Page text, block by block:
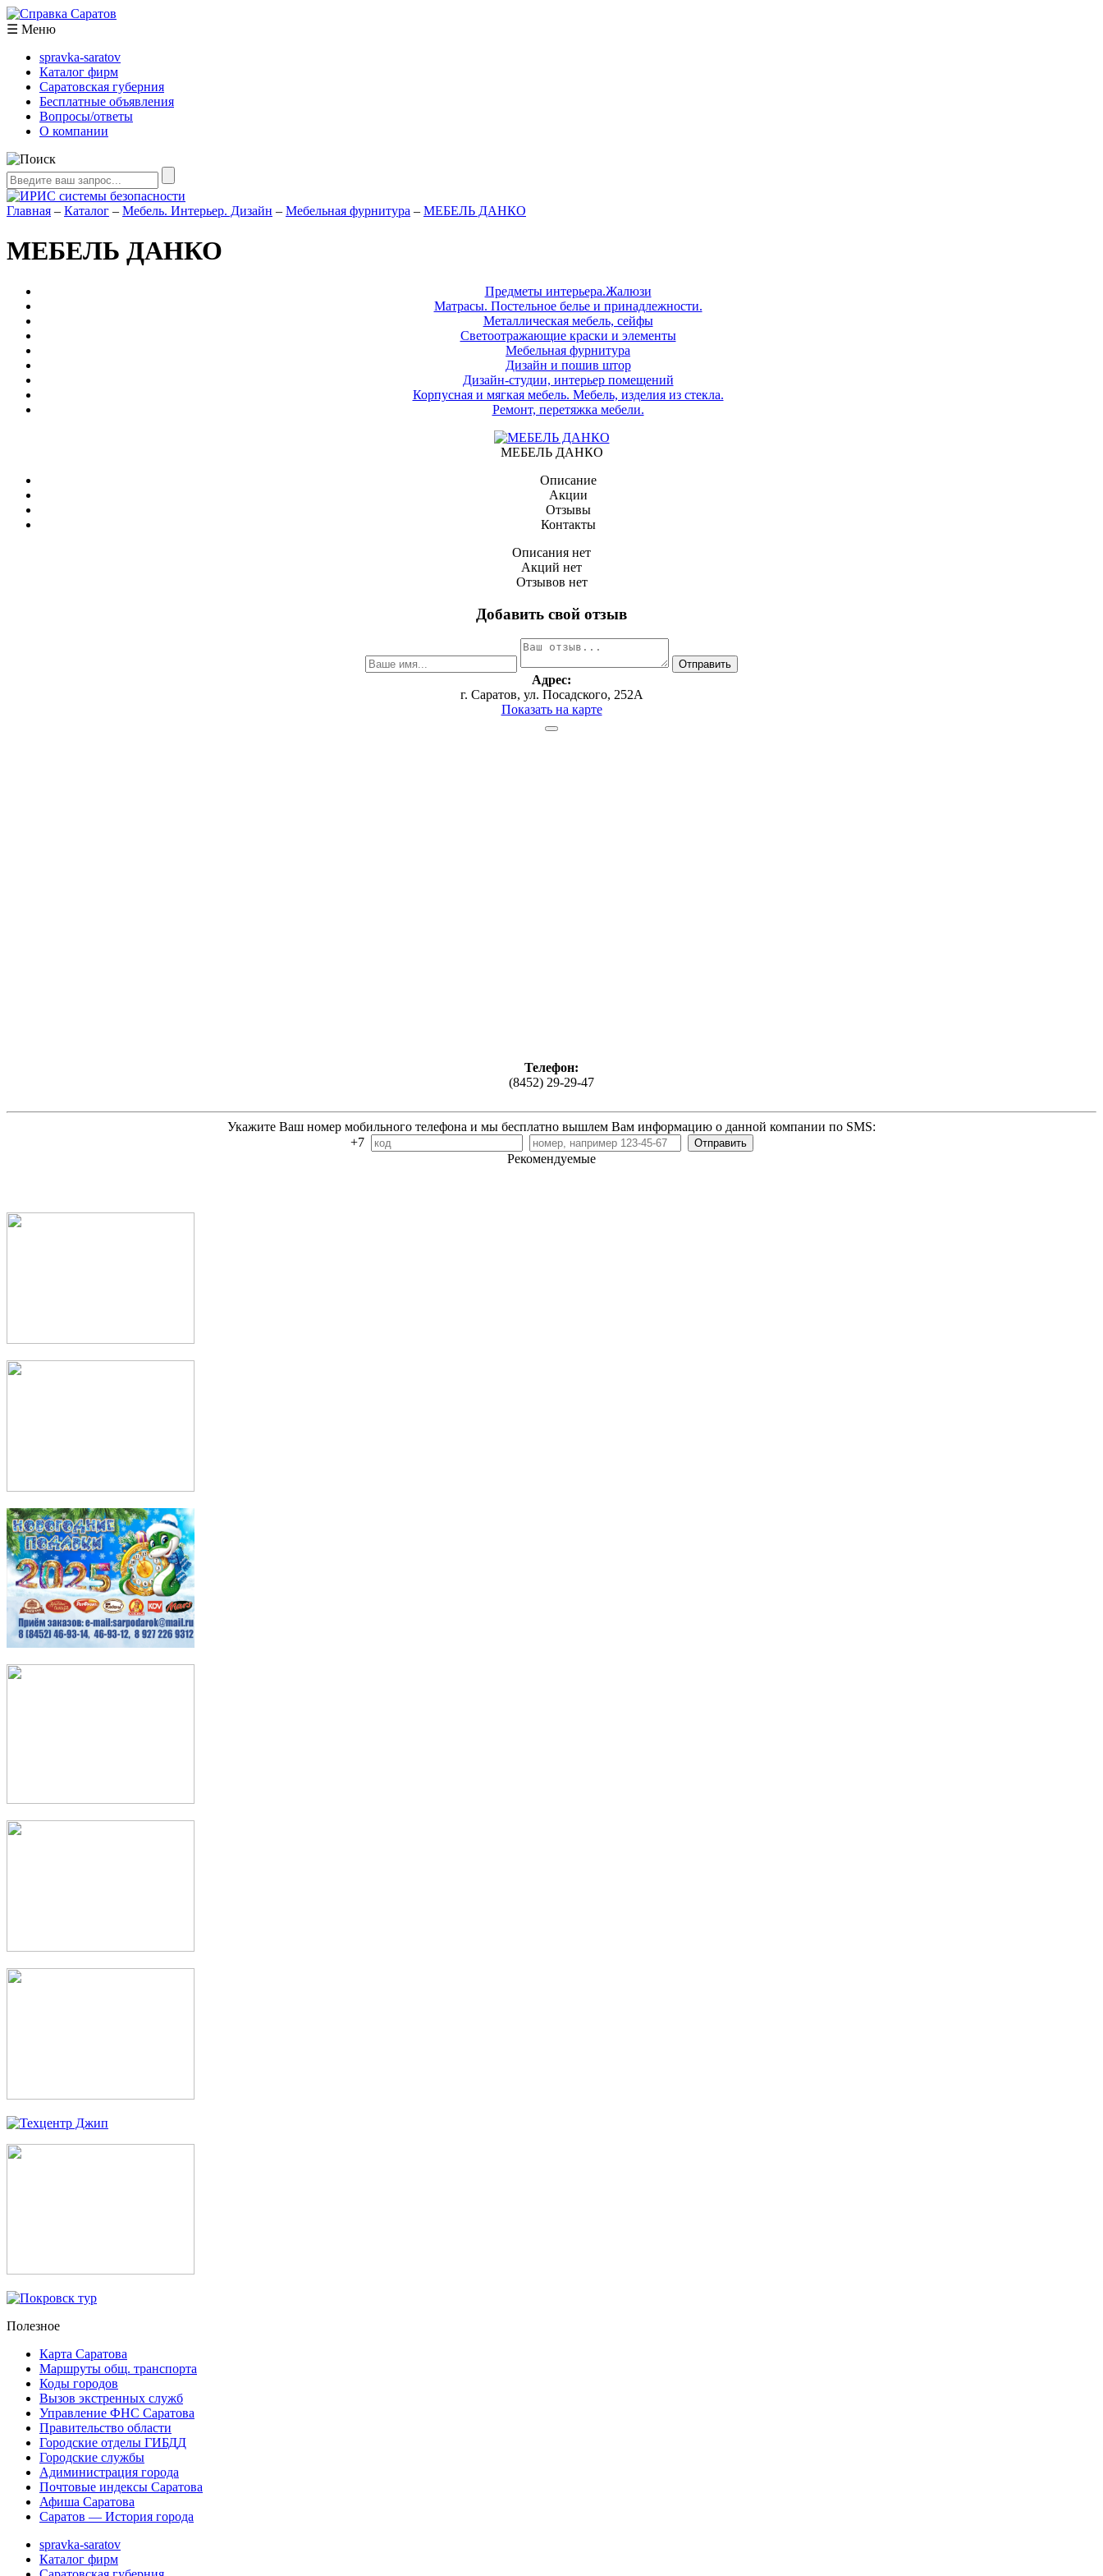
☰ Меню
spravka-saratov
Каталог фирм
Саратовская губерния
Бесплатные объявления
Вопросы/ответы
О компании
Главная – Каталог – Мебель. Интерьер. Дизайн – Мебельная фурнитура – МЕБЕЛЬ ДАНКО
МЕБЕЛЬ ДАНКО
Предметы интерьера.Жалюзи
Матрасы. Постельное белье и принадлежности.
Металлическая мебель, сейфы
Светоотражающие краски и элементы
Мебельная фурнитура
Дизайн и пошив штор
Дизайн-студии, интерьер помещений
Корпусная и мягкая мебель. Мебель, изделия из стекла.
Ремонт, перетяжка мебели.
МЕБЕЛЬ ДАНКО
Описание
Акции
Отзывы
Контакты
Описания нет
Акций нет
Отзывов нет
Добавить свой отзыв
Адрес:
г. Саратов, ул. Посадского, 252А
Показать на карте
Телефон:
(8452) 29-29-47
Укажите Ваш номер мобильного телефона и мы бесплатно вышлем Вам информацию о данной компании по SMS:
+7
Рекомендуемые
Полезное
Карта Саратова
Маршруты общ. транспорта
Коды городов
Вызов экстренных служб
Управление ФНС Саратова
Правительство области
Городские отделы ГИБДД
Городские службы
Адиминистрация города
Почтовые индексы Саратова
Афиша Саратова
Саратов — История города
spravka-saratov
Каталог фирм